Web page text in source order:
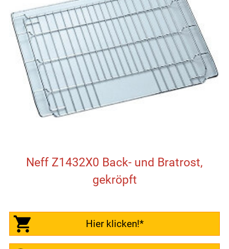
Neff Z1432X0 Back- und Bratrost,
gekröpft
Hier klicken!*